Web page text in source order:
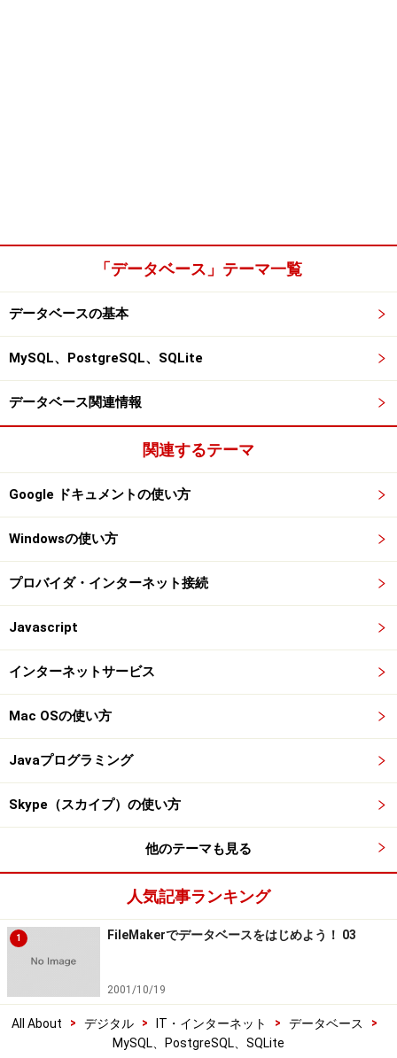
「データベース」テーマ一覧
データベースの基本
MySQL、PostgreSQL、SQLite
データベース関連情報
関連するテーマ
Google ドキュメントの使い方
Windowsの使い方
プロバイダ・インターネット接続
Javascript
インターネットサービス
Mac OSの使い方
Javaプログラミング
Skype（スカイプ）の使い方
他のテーマも見る
人気記事ランキング
1 FileMakerでデータベースをはじめよう！ 03
2001/10/19
All About > デジタル > IT・インターネット > データベース
>
MySQL、PostgreSQL、SQLite